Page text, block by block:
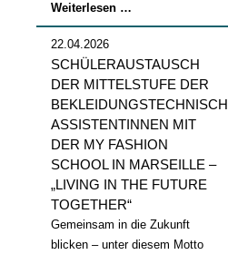
Weiterlesen …
2026
22.04.2026
SCHÜLERAUSTAUSCH
DER MITTELSTUFE DER
ASSISTENTINNEN MIT
DER MY FASHION
SCHOOL IN MARSEILLE –
„LIVING IN THE FUTURE
TOGETHER“
Gemeinsam in die Zukunft
blicken – unter diesem Motto